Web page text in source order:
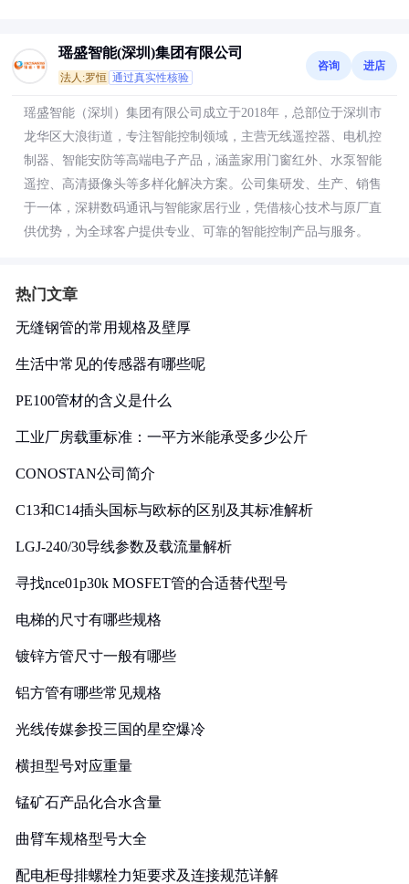
瑶盛智能(深圳)集团有限公司
法人:罗恒 通过真实性核验
咨询 进店
瑶盛智能（深圳）集团有限公司成立于2018年，总部位于深圳市
龙华区大浪街道，专注智能控制领域，主营无线遥控器、电机控
制器、智能安防等高端电子产品，涵盖家用门窗红外、水泵智能
遥控、高清摄像头等多样化解决方案。公司集研发、生产、销售
于一体，深耕数码通讯与智能家居行业，凭借核心技术与原厂直
供优势，为全球客户提供专业、可靠的智能控制产品与服务。
热门文章
无缝钢管的常用规格及壁厚
生活中常见的传感器有哪些呢
PE100管材的含义是什么
工业厂房载重标准：一平方米能承受多少公斤
CONOSTAN公司简介
C13和C14插头国标与欧标的区别及其标准解析
LGJ-240/30导线参数及载流量解析
寻找nce01p30k MOSFET管的合适替代型号
电梯的尺寸有哪些规格
镀锌方管尺寸一般有哪些
铝方管有哪些常见规格
光线传媒参投三国的星空爆冷
横担型号对应重量
锰矿石产品化合水含量
曲臂车规格型号大全
配电柜母排螺栓力矩要求及连接规范详解